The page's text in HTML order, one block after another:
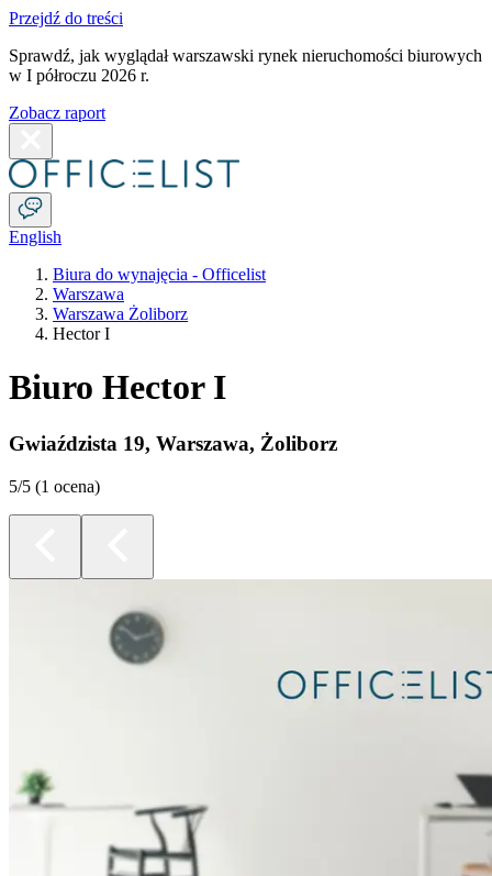
Przejdź do treści
Sprawdź, jak wyglądał warszawski rynek nieruchomości biurowych
w I półroczu 2026 r.
Zobacz raport
English
Biura do wynajęcia - Officelist
Warszawa
Warszawa Żoliborz
Hector I
Biuro Hector I
Gwiaździsta 19, Warszawa, Żoliborz
5/5 (1 ocena)